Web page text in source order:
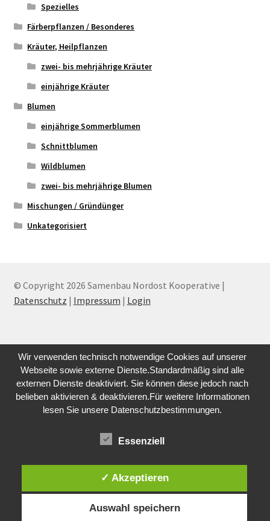
Spezielles
Färberpflanzen / Besonderes
Kräuter, Heilpflanzen
zwei- bis mehrjährige Kräuter
einjährige Kräuter
Blumen
einjährige Sommerblumen
Schnittblumen
Wildblumen
zwei- bis mehrjährige Blumen
Mischungen / Gründünger
Unkategorisiert
© Copyright 2026 Samenbau Nordost Kooperative |
Datenschutz | Impressum | Login
Wir verwenden technisch notwendige Cookies auf unserer
Webseite sowie externe Dienste.Standardmäßig sind alle
externen Dienste deaktiviert. Sie können diese jedoch nach
belieben aktivieren & deaktivieren.Für weitere Informationen
lesen Sie unsere Datenschutzbestimmungen.
Essenziell
✓ Akzeptieren
Auswahl speichern